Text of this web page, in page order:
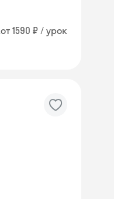
от 1590 ₽ / урок